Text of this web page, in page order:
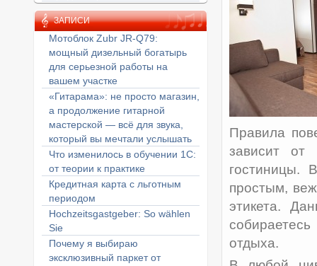
ЗАПИСИ
Мотоблок Zubr JR-Q79:
мощный дизельный богатырь
для серьезной работы на
вашем участке
«Гитарама»: не просто магазин,
а продолжение гитарной
мастерской — всё для звука,
который вы мечтали услышать
Что изменилось в обучении 1С:
от теории к практике
Кредитная карта с льготным
периодом
Hochzeitsgastgeber: So wählen
Sie
Почему я выбираю
эксклюзивный паркет от
Правила
зависит от
гостиницы.
простым,
этикета.
отдыха.